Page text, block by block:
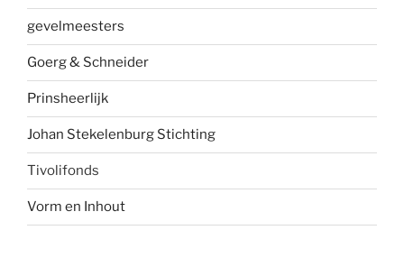
gevelmeesters
Goerg & Schneider
Prinsheerlijk
Johan Stekelenburg Stichting
Tivolifonds
Vorm en Inhout